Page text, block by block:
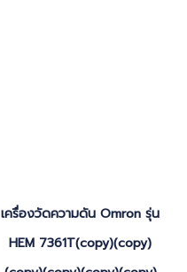
เครื่องวัดความดัน Omron รุ่น
HEM 7361T(copy)(copy)